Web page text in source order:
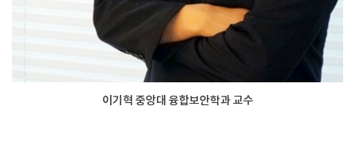
이기혁 중앙대 융합보안학과 교수